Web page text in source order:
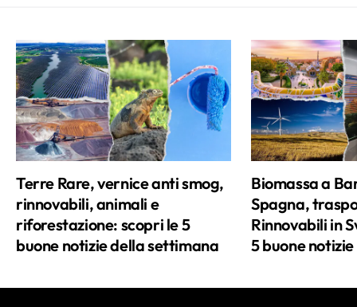
Terre Rare, vernice anti smog,
rinnovabili, animali e
riforestazione: scopri le 5
buone notizie della settimana
Biomassa a
Spagna,
Rinnovabili in
5 buone